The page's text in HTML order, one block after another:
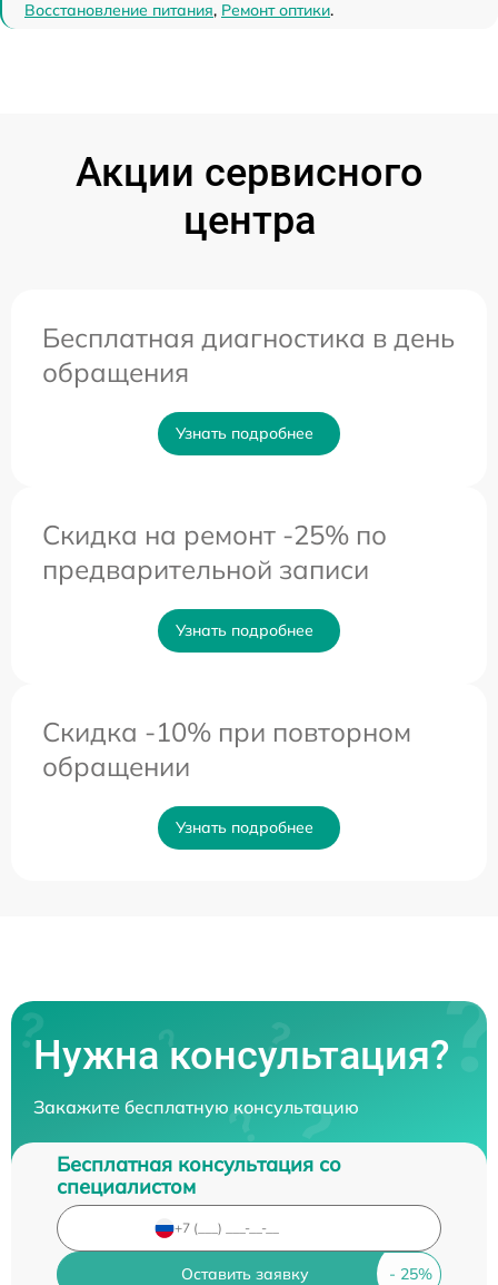
Восстановление питания, Ремонт оптики.
Акции сервисного
центра
Бесплатная диагностика в день
обращения
Узнать подробнее
Скидка на ремонт -25% по
предварительной записи
Узнать подробнее
Скидка -10% при повторном
обращении
Узнать подробнее
Нужна консультация?
Закажите бесплатную консультацию
Бесплатная консультация со
специалистом
Оставить заявку